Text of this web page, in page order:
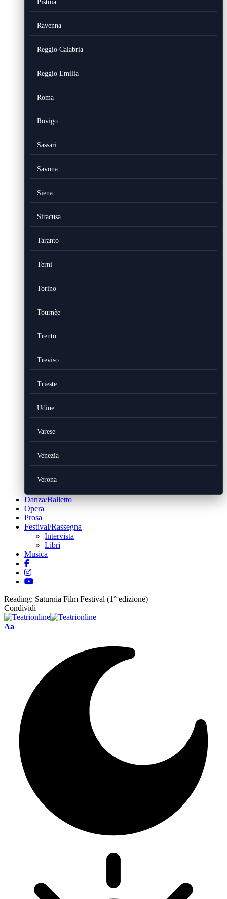
Pistoia
Ravenna
Reggio Calabria
Reggio Emilia
Roma
Rovigo
Sassari
Savona
Siena
Siracusa
Taranto
Terni
Torino
Tournèe
Trento
Treviso
Trieste
Udine
Varese
Venezia
Verona
Danza/Balletto
Opera
Prosa
Festival/Rassegna
Intervista
Libri
Musica
Reading: Saturnia Film Festival (1° edizione)
Condividi
Font
Aa